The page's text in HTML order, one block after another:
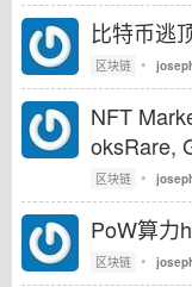
比特币逃
区块链 •
NFT
oksRare,
区块链 •
PoW算力
区块链 •